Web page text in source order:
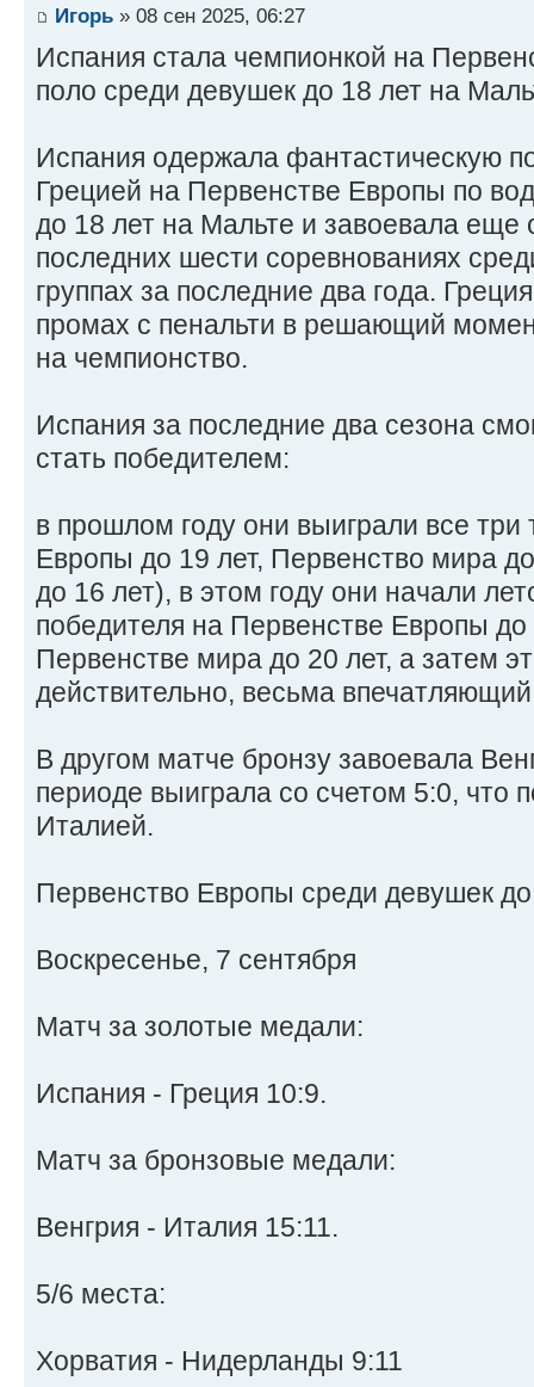
Игорь » 08 сен 2025, 06:27
Испания стала чемпионкой на
поло среди девушек до 18 лет на
Испания одержала фантастическую
Грецией на Первенстве Европы по
до 18 лет на Мальте и завоевала еще
последних шести соревнованиях
группах за последние два года.
промах с пенальти в решающий
на чемпионство.
Испания за последние два сезона
стать победителем:
в прошлом году они выиграли все три
Европы до 19 лет, Первенство мира
до 16 лет), в этом году они начали
победителя на Первенстве Европы
Первенстве мира до 20 лет, а затем
действительно, весьма впечатляющий
В другом матче бронзу завоевала
периоде выиграла со счетом 5:0, что
Италией.
Первенство Европы среди девушек
Воскресенье, 7 сентября
Матч за золотые медали:
Испания - Греция 10:9.
Матч за бронзовые медали:
Венгрия - Италия 15:11.
5/6 места:
Хорватия - Нидерланды 9:11